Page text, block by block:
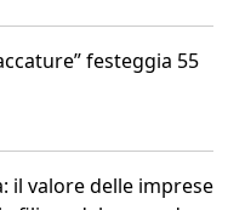
festeggia 55
il valore delle imprese